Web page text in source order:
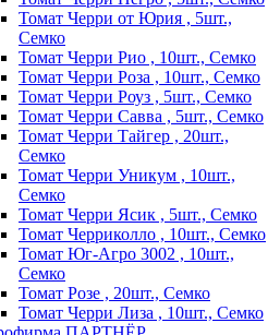
Томат Черри от Юрия , 5шт.,
Семко
Томат Черри Рио , 10шт., Семко
Томат Черри Роза , 10шт., Семко
Томат Черри Роуз , 5шт., Семко
Томат Черри Савва , 5шт., Семко
Томат Черри Тайгер , 20шт.,
Семко
Томат Черри Уникум , 10шт.,
Семко
Томат Черри Ясик , 5шт., Семко
Томат Черриколло , 10шт., Семко
Томат Юг-Агро 3002 , 10шт.,
Семко
Томат Розе , 20шт., Семко
Томат Черри Лиза , 10шт., Семко